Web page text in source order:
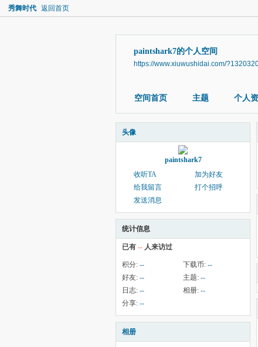
秀舞时代 返回首页
paintshark7的个人空间
https://www.xiuwushidai.com/
空间首页 主题 个人
头像
paintshark7
收听TA
加为好友
给我留言
打个招呼
发送消息
统计信息
已有 -- 人来访过
积分: -- 下载币: --
好友: -- 主题: --
日志: -- 相册: --
分享: --
相册